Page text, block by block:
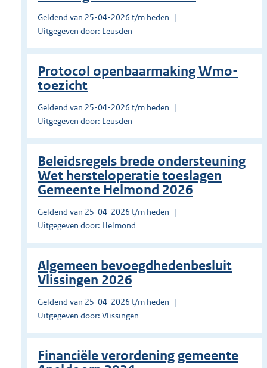
Geldend van 25-04-2026 t/m heden
Uitgegeven door: Leusden
Protocol openbaarmaking Wmo-
toezicht
Geldend van 25-04-2026 t/m heden
Uitgegeven door: Leusden
Beleidsregels brede ondersteuning
Wet hersteloperatie toeslagen
Gemeente Helmond 2026
Geldend van 25-04-2026 t/m heden
Uitgegeven door: Helmond
Algemeen bevoegdhedenbesluit
Vlissingen 2026
Geldend van 25-04-2026 t/m heden
Uitgegeven door: Vlissingen
Financiële verordening gemeente